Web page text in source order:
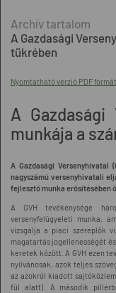
A Gazdasági
tükrében
Nyomtatható verzió PDF
A
munkája a
A Gazdasági
nagyszámú versenyhivatali
fejlesztő munka erősítésében
A GVH tevékenysége
versenyfelügyeleti munka,
vizsgálja a piaci szereplők
magatartás jogellenességét
keretek között. A GVH ezen
nyilvánosak, azok teljes
az azokról kiadott
fül alatt). A második